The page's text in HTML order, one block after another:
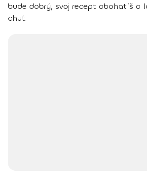
bude dobrý, svoj recept obohatíš o
chuť.